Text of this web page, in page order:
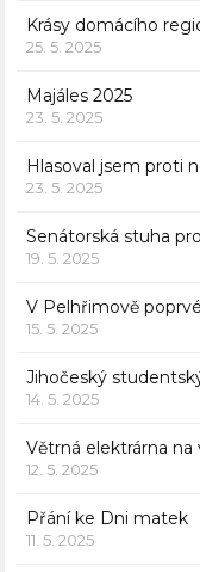
Krásy domácího
25. 5. 2025
Majáles 2025
23. 5. 2025
Hlasoval jsem proti
23. 5. 2025
Senátorská stuha
19. 5. 2025
V Pelhřimově
15. 5. 2025
Jihočeský
14. 5. 2025
Větrná elektrárna na
12. 5. 2025
Přání ke Dni matek
11. 5. 2025